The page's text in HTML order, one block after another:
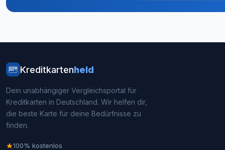
Kreditkartenheld
Dein unabhängiger Vergleichsportal für
Kreditkarten in Deutschland. Wir helfen dir,
die beste Karte für deine Bedürfnisse zu
finden.
100% kostenlos